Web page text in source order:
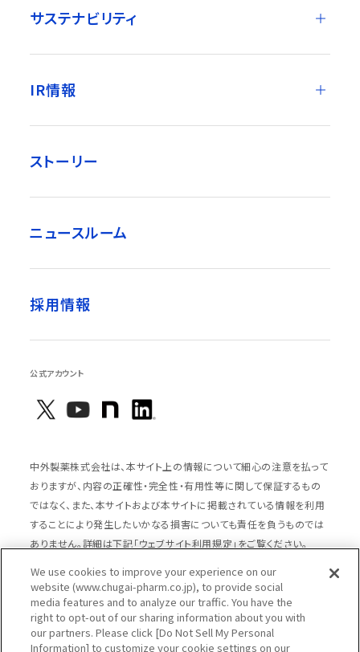
サステナビリティ
IR情報
ストーリー
ニュースルーム
採用情報
公式アカウント
中外製薬株式会社は、本サイト上の情報について細心の注意を払って
おりますが、内容の正確性・完全性・有用性等に関して保証するもの
ではなく、また、本サイトおよび本サイトに掲載されている情報を利用
することにより発生したいかなる損害についても責任を負うものでは
ありません。詳細は下記「ウェブサイト利用規定」をご覧ください。
サイトマップ
ウェブサイト利用規定
個人情報の取扱いのご案内
ソーシャルメディアポリシー
We use cookies to improve your experience on our
website (www.chugai-pharm.co.jp), to provide social
media features and to analyze our traffic. You have the
right to opt-out of our sharing information about you with
our partners. Please click [Do Not Sell My Personal
Information] to customize your cookie settings on our